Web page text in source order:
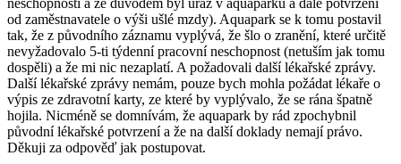
od zaměstnavatele o výši ušlé mzdy). Aquapark se k tomu postavil
tak, že z původního záznamu vyplývá, že šlo o zranění, které určitě
nevyžadovalo 5-ti týdenní pracovní neschopnost (netuším jak tomu
dospěli) a že mi nic nezaplatí. A požadovali další lékařské zprávy.
Další lékařské zprávy nemám, pouze bych mohla požádat lékaře o
výpis ze zdravotní karty, ze které by vyplývalo, že se rána špatně
hojila. Nicméně se domnívám, že aquapark by rád zpochybnil
původní lékařské potvrzení a že na další doklady nemají právo.
Děkuji za odpověď jak postupovat.